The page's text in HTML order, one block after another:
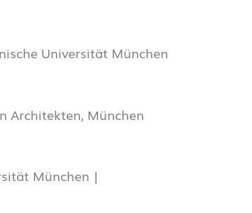
Universität München
Architekten, München
München |